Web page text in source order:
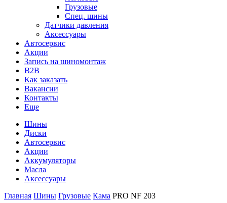
Грузовые
Спец. шины
Датчики давления
Аксессуары
Автосервис
Акции
Запись на шиномонтаж
B2B
Как заказать
Вакансии
Контакты
Еще
Шины
Диски
Автосервис
Акции
Аккумуляторы
Масла
Аксессуары
Главная Шины Грузовые Кама PRO NF 203